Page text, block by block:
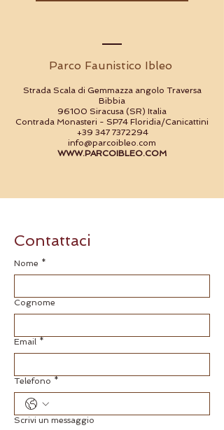
Parco Faunistico Ibleo
Strada Scala di Gemmazza angolo Traversa
Bibbia
96100 Siracusa (SR) Italia
Contrada Monasteri - SP74 Floridia/Canicattini
+39 347 7372294
info@parcoibleo.com
WWW.PARCOIBLEO.COM
Contattaci
Nome *
Cognome
Email *
Telefono *
Scrivi un messaggio